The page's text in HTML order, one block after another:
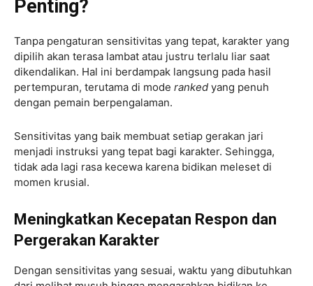
Penting?
Tanpa pengaturan sensitivitas yang tepat, karakter yang
dipilih akan terasa lambat atau justru terlalu liar saat
dikendalikan. Hal ini berdampak langsung pada hasil
pertempuran, terutama di mode ranked yang penuh
dengan pemain berpengalaman.
Sensitivitas yang baik membuat setiap gerakan jari
menjadi instruksi yang tepat bagi karakter. Sehingga,
tidak ada lagi rasa kecewa karena bidikan meleset di
momen krusial.
Meningkatkan Kecepatan Respon dan
Pergerakan Karakter
Dengan sensitivitas yang sesuai, waktu yang dibutuhkan